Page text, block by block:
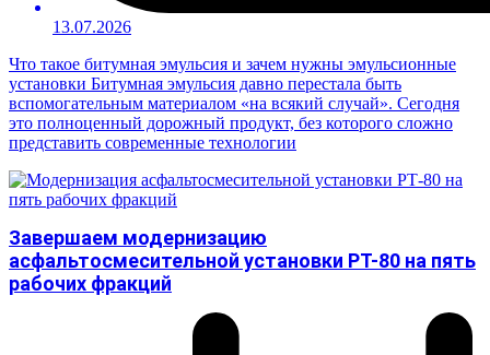
13.07.2026
Что такое битумная эмульсия и зачем нужны эмульсионные
установки Битумная эмульсия давно перестала быть
вспомогательным материалом «на всякий случай». Сегодня
это полноценный дорожный продукт, без которого сложно
представить современные технологии
Завершаем модернизацию
асфальтосмесительной установки РТ-80 на пять
рабочих фракций